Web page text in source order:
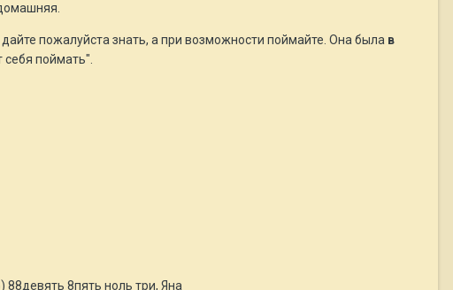
пожалуйста знать, а при возможности поймайте. Она была в
себя поймать".
8пять ноль три, Яна